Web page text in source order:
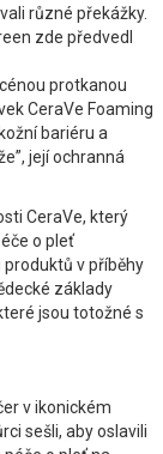
různé překážky.
zde předvedl
protkanou
CeraVe Foaming
bariéru a
její ochranná
CeraVe, který
o pleť
v příběhy
základy
jsou totožné s
v ikonickém
sešli, aby oslavili